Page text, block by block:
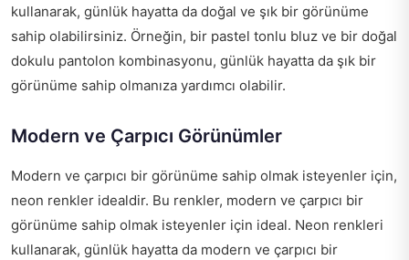
kullanarak, günlük hayatta da doğal ve şık bir görünüme
sahip olabilirsiniz. Örneğin, bir pastel tonlu bluz ve bir doğal
dokulu pantolon kombinasyonu, günlük hayatta da şık bir
görünüme sahip olmanıza yardımcı olabilir.
Modern ve Çarpıcı Görünümler
Modern ve çarpıcı bir görünüme sahip olmak isteyenler için,
neon renkler idealdir. Bu renkler, modern ve çarpıcı bir
görünüme sahip olmak isteyenler için ideal. Neon renkleri
kullanarak, günlük hayatta da modern ve çarpıcı bir